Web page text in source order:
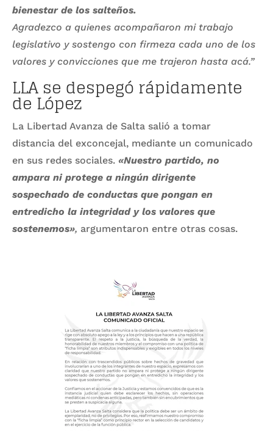
bienestar de los salteños.
Agradezco a quienes acompañaron mi trabajo
legislativo y sostengo con firmeza cada uno de los
valores y convicciones que me trajeron hasta acá.”
LLA se despegó rápidamente
de López
La Libertad Avanza de Salta salió a tomar
distancia del exconcejal, mediante un comunicado
en sus redes sociales. «Nuestro partido, no
ampara ni protege a ningún dirigente
sospechado de conductas que pongan en
entredicho la integridad y los valores que
sostenemos», argumentaron entre otras cosas.